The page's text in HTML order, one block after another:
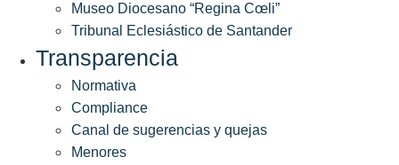
Museo Diocesano “Regina Cœli”
Tribunal Eclesiástico de Santander
Transparencia
Normativa
Compliance
Canal de sugerencias y quejas
Menores